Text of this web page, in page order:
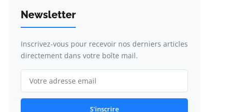
Newsletter
Inscrivez-vous pour recevoir nos derniers articles
directement dans votre boîte mail.
S'inscrire